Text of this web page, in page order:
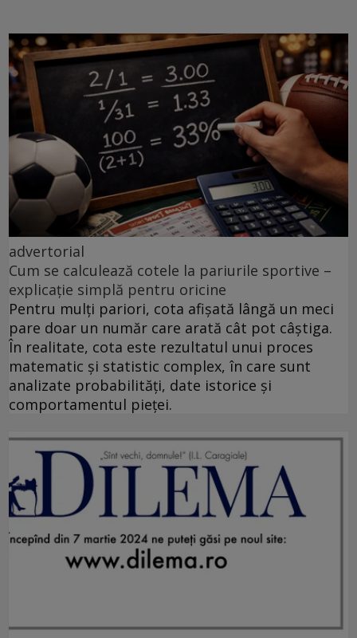
advertorial
Cum se calculează cotele la pariurile sportive –
explicație simplă pentru oricine
Pentru mulți pariori, cota afișată lângă un meci
pare doar un număr care arată cât pot câștiga.
În realitate, cota este rezultatul unui proces
matematic și statistic complex, în care sunt
analizate probabilități, date istorice și
comportamentul pieței.